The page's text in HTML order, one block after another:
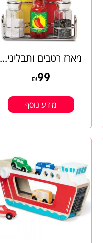
מארז רטבים ותבליני...
₪99
מידע נוסף